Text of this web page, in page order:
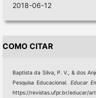
2018-06-12
COMO CITAR
Baptista da Silva, P. V., & dos
Pesquisa Educacional. Educar
https://revistas.ufpr.br/educar/